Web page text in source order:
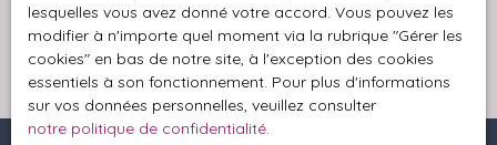
Recevoir des annonces
lesquelles vous avez donné votre accord. Vous pouvez les
modifier à n'importe quel moment via la rubrique ″Gérer les
cookies″ en bas de notre site, à l'exception des cookies
essentiels à son fonctionnement. Pour plus d'informations
sur vos données personnelles, veuillez consulter
notre politique de confidentialité.